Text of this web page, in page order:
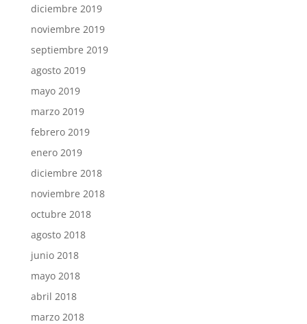
diciembre 2019
noviembre 2019
septiembre 2019
agosto 2019
mayo 2019
marzo 2019
febrero 2019
enero 2019
diciembre 2018
noviembre 2018
octubre 2018
agosto 2018
junio 2018
mayo 2018
abril 2018
marzo 2018